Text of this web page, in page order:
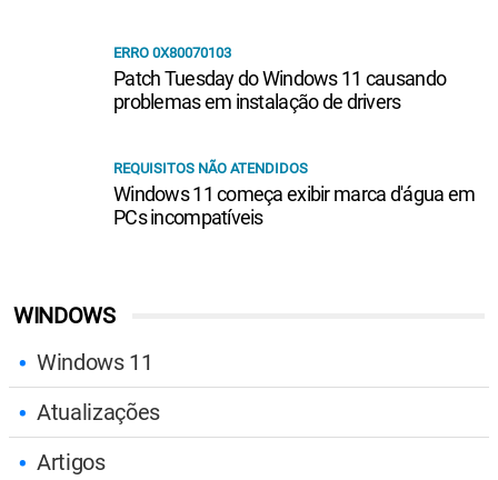
WINDOWS
Windows 11
Atualizações
Artigos
ERRO 0X80070103
Patch Tuesday do Windows 11 causando
problemas em instalação de drivers
REQUISITOS NÃO ATENDIDOS
Windows 11 começa exibir marca d'água em
PCs incompatíveis